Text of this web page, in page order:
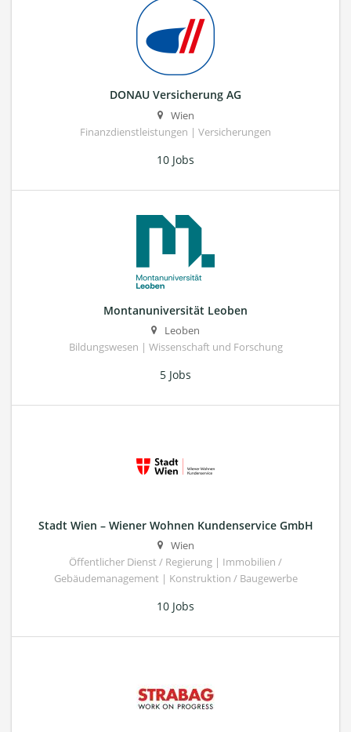
DONAU Versicherung AG
Wien
Finanzdienstleistungen | Versicherungen
10 Jobs
Montanuniversität Leoben
Leoben
Bildungswesen | Wissenschaft und Forschung
5 Jobs
Stadt Wien – Wiener Wohnen Kundenservice GmbH
Wien
Öffentlicher Dienst / Regierung | Immobilien /
Gebäudemanagement | Konstruktion / Baugewerbe
10 Jobs